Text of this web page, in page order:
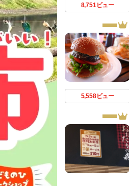
8,751ビュー
5,558ビュー